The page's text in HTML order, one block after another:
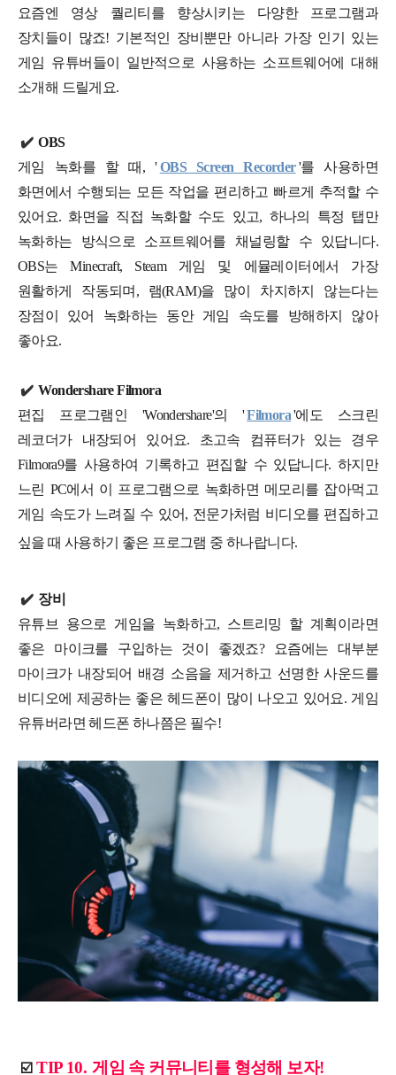
요즘엔 영상 퀄리티를 향상시키는 다양한 프로그램과
장치들이 많죠! 기본적인 장비뿐만 아니라 가장 인기 있는
게임 유튜버들이 일반적으로 사용하는 소프트웨어에 대해
소개해 드릴게요.
✔️ OBS
게임 녹화를 할 때, 'OBS Screen Recorder '를 사용하면
화면에서 수행되는 모든 작업을 편리하고 빠르게 추적할 수
있어요. 화면을 직접 녹화할 수도 있고, 하나의 특정 탭만
녹화하는 방식으로 소프트웨어를 채널링할 수 있답니다.
OBS는 Minecraft, Steam 게임 및 에뮬레이터에서 가장
원활하게 작동되며, 램(RAM)을 많이 차지하지 않는다는
장점이 있어 녹화하는 동안 게임 속도를 방해하지 않아
좋아요.
✔️ Wondershare Filmora
편집 프로그램인 'Wondershare'의 'Filmora'에도 스크린
레코더가 내장되어 있어요. 초고속 컴퓨터가 있는 경우
Filmora9를 사용하여 기록하고 편집할 수 있답니다. 하지만
느린 PC에서 이 프로그램으로 녹화하면 메모리를 잡아먹고
게임 속도가 느려질 수 있어, 전문가처럼 비디오를 편집하고
싶을 때 사용하기 좋은 프로그램 중 하나랍니다.
✔️ 장비
유튜브 용으로 게임을 녹화하고, 스트리밍 할 계획이라면
좋은 마이크를 구입하는 것이 좋겠죠? 요즘에는 대부분
마이크가 내장되어 배경 소음을 제거하고 선명한 사운드를
비디오에 제공하는 좋은 헤드폰이 많이 나오고 있어요. 게임
유튜버라면 헤드폰 하나쯤은 필수!
☑️ TIP 10. 게임 속 커뮤니티를 형성해 보자!